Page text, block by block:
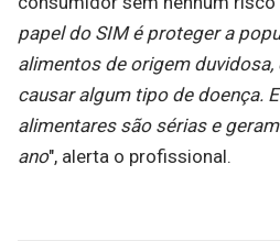
papel do SIM é proteger a
alimentos de origem
causar algum tipo de doença.
alimentares são sérias e
ano", alerta o profissional.